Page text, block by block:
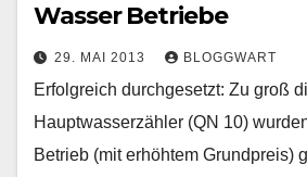
Wasser Betriebe
29. MAI 2013 BLOGGWART
Erfolgreich durchgesetzt: Zu groß
Hauptwasserzähler (QN 10)
Betrieb (mit erhöhtem Grundpreis)